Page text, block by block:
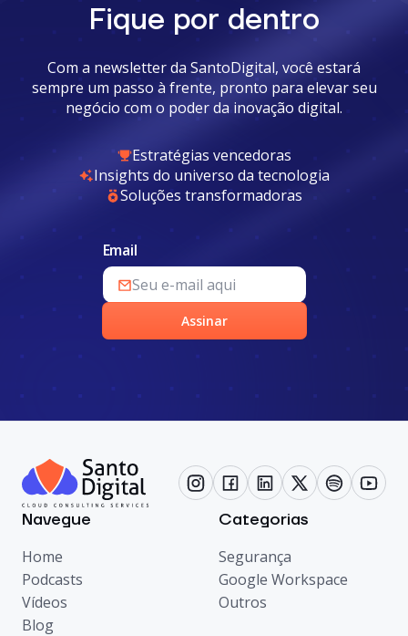
Fique por dentro
Com a newsletter da SantoDigital, você estará
sempre um passo à frente, pronto para elevar seu
negócio com o poder da inovação digital.
Estratégias vencedoras
Insights do universo da tecnologia
Soluções transformadoras
Email
Assinar
Navegue
Home
Podcasts
Vídeos
Blog
Categorias
Segurança
Google Workspace
Outros